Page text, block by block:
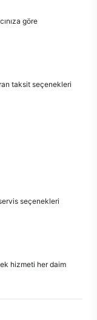
göre
taksit seçenekleri
seçenekleri
hizmeti her daim